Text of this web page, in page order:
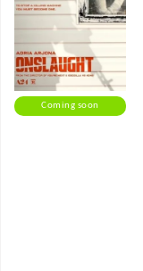
Coming soon